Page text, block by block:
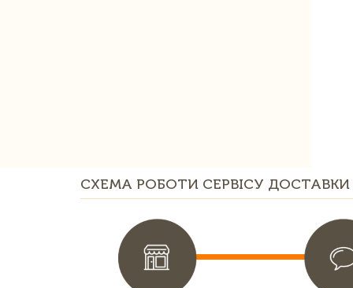
СХЕМА РОБОТИ СЕРВІСУ ДОСТАВКИ